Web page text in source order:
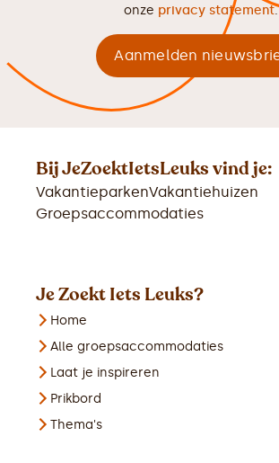
onze privacy statement.
Bij JeZoektIetsLeuks vind je:
VakantieparkenVakantiehuizen
Groepsaccommodaties
Je Zoekt Iets Leuks?
Home
Alle groepsaccommodaties
Laat je inspireren
Prikbord
Thema's